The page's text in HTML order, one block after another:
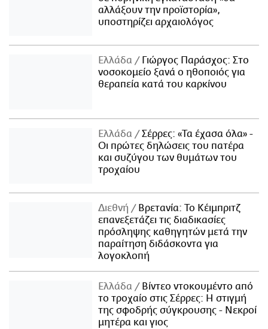
αλλάξουν την προϊστορία»,
υποστηρίζει αρχαιολόγος
Ελλάδα
Γιώργος Παράσχος: Στο
νοσοκομείο ξανά ο ηθοποιός για
θεραπεία κατά του καρκίνου
Ελλάδα
Σέρρες: «Τα έχασα όλα» -
Οι πρώτες δηλώσεις του πατέρα
και συζύγου των θυμάτων του
τροχαίου
Διεθνή
Βρετανία: Το Κέιμπριτζ
επανεξετάζει τις διαδικασίες
πρόσληψης καθηγητών μετά την
παραίτηση διδάσκοντα για
λογοκλοπή
Ελλάδα
Βίντεο ντοκουμέντο από
το τροχαίο στις Σέρρες: Η στιγμή
της σφοδρής σύγκρουσης - Νεκροί
μητέρα και γιος